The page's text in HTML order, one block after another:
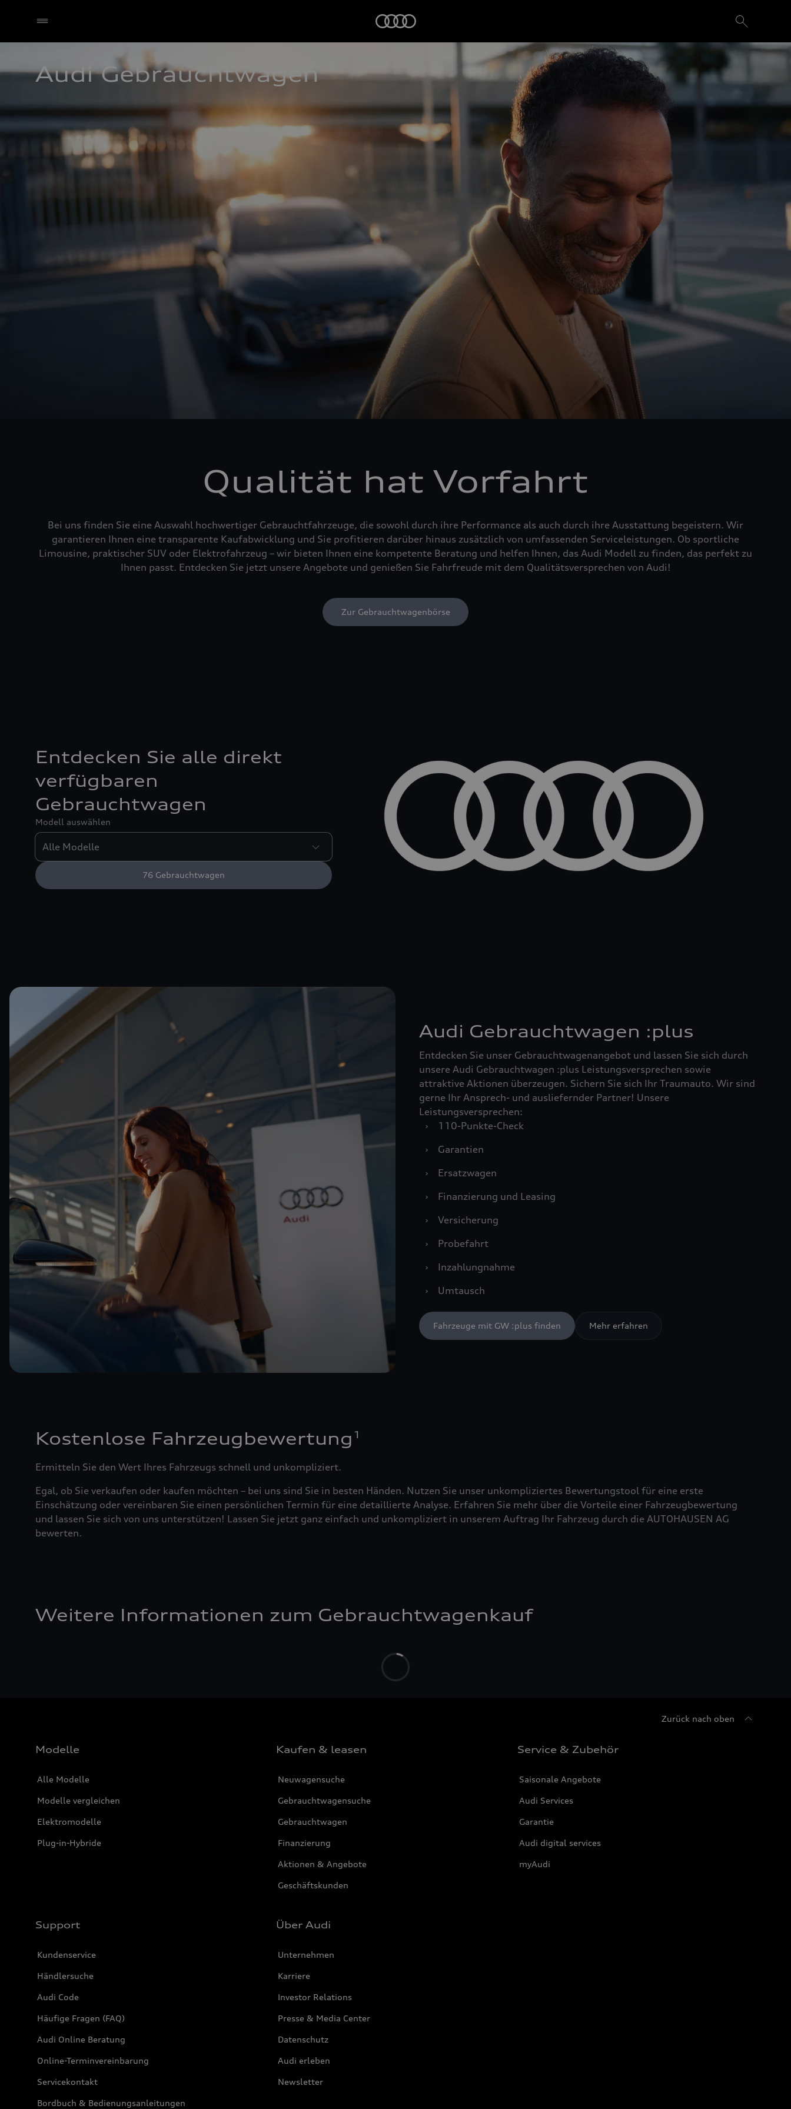
Audi Gebrauchtwagen
Qualität hat Vorfahrt
Bei uns finden Sie eine Auswahl hochwertiger Gebrauchtfahrzeuge, die sowohl durch ihre Performance als auch durch ihre Ausstattung begeistern. Wir
garantieren Ihnen eine transparente Kaufabwicklung und Sie profitieren darüber hinaus zusätzlich von umfassenden Serviceleistungen. Ob sportliche
Limousine, praktischer SUV oder Elektrofahrzeug – wir bieten Ihnen eine kompetente Beratung und helfen Ihnen, das Audi Modell zu finden, das perfekt zu
Ihnen passt. Entdecken Sie jetzt unsere Angebote und genießen Sie Fahrfreude mit dem Qualitätsversprechen von Audi!
Zur Gebrauchtwagenbörse
Entdecken Sie alle direkt
verfügbaren
Gebrauchtwagen
Modell auswählen
76 Gebrauchtwagen
Audi Gebrauchtwagen :plus
Entdecken Sie unser Gebrauchtwagenangebot und lassen Sie sich durch
unsere Audi Gebrauchtwagen :plus Leistungsversprechen sowie
attraktive Aktionen überzeugen. Sichern Sie sich Ihr Traumauto. Wir sind
gerne Ihr Ansprech- und ausliefernder Partner! Unsere
Leistungsversprechen:
›
110-Punkte-Check
›
Garantien
›
Ersatzwagen
›
Finanzierung und Leasing
›
Versicherung
›
Probefahrt
›
Inzahlungnahme
›
Umtausch
Fahrzeuge mit GW :plus finden Mehr erfahren
Kostenlose Fahrzeugbewertung 1
Ermitteln Sie den Wert Ihres Fahrzeugs schnell und unkompliziert.
Egal, ob Sie verkaufen oder kaufen möchten – bei uns sind Sie in besten Händen. Nutzen Sie unser unkompliziertes Bewertungstool für eine erste
Einschätzung oder vereinbaren Sie einen persönlichen Termin für eine detaillierte Analyse. Erfahren Sie mehr über die Vorteile einer Fahrzeugbewertung
und lassen Sie sich von uns unterstützen! Lassen Sie jetzt ganz einfach und unkompliziert in unserem Auftrag Ihr Fahrzeug durch die AUTOHAUSEN AG
bewerten.
Weitere Informationen zum Gebrauchtwagenkauf
Zurück nach oben
Modelle
Alle Modelle
Modelle vergleichen
Elektromodelle
Plug-in-Hybride
Kaufen & leasen
Neuwagensuche
Gebrauchtwagensuche
Gebrauchtwagen
Finanzierung
Aktionen & Angebote
Geschäftskunden
Service & Zubehör
Saisonale Angebote
Audi Services
Garantie
Audi digital services
myAudi
Support
Kundenservice
Händlersuche
Audi Code
Häufige Fragen (FAQ)
Audi Online Beratung
Online-Terminvereinbarung
Servicekontakt
Bordbuch & Bedienungsanleitungen
Über Audi
Unternehmen
Karriere
Investor Relations
Presse & Media Center
Datenschutz
Audi erleben
Newsletter